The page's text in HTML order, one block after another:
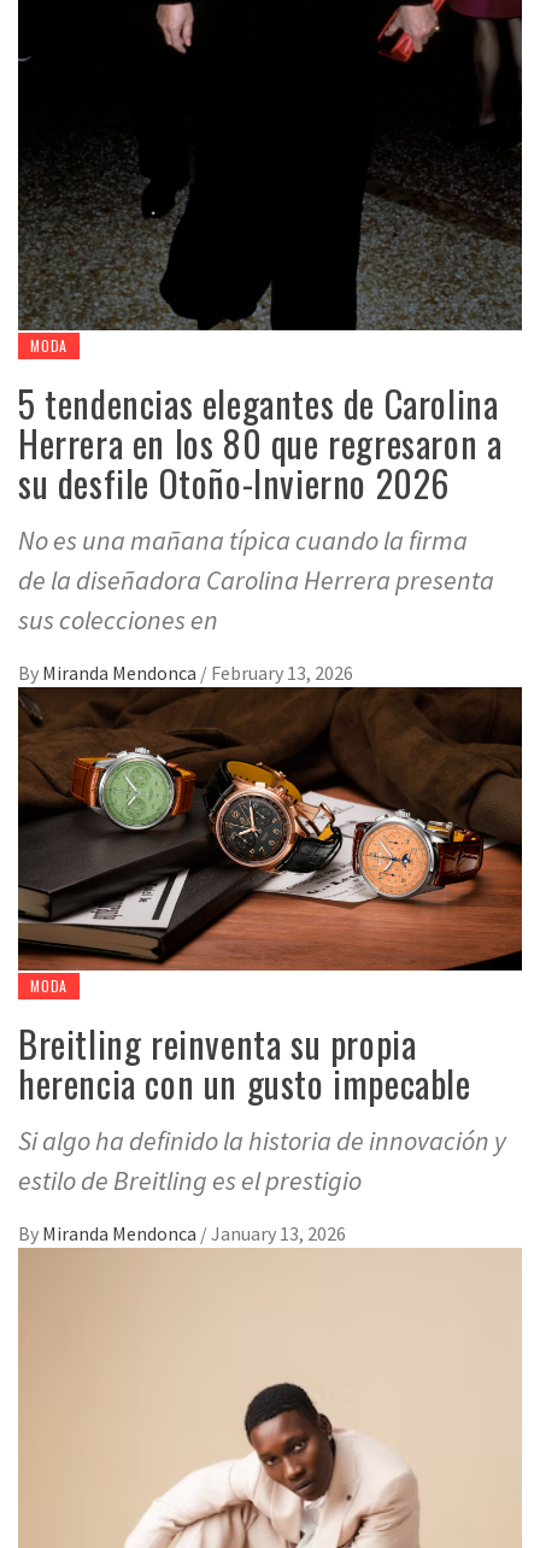
MODA
5 tendencias elegantes de Carolina
Herrera en los 80 que regresaron a
su desfile Otoño-Invierno 2026
No es una mañana típica cuando la firma
de la diseñadora Carolina Herrera presenta
sus colecciones en
By Miranda Mendonca / February 13, 2026
MODA
Breitling reinventa su propia
herencia con un gusto impecable
Si algo ha definido la historia de innovación y
estilo de Breitling es el prestigio
By Miranda Mendonca /January 13, 2026